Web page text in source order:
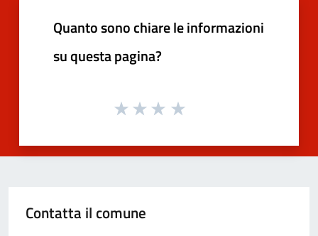
Quanto sono chiare le informazioni
su questa pagina?
Contatta il comune